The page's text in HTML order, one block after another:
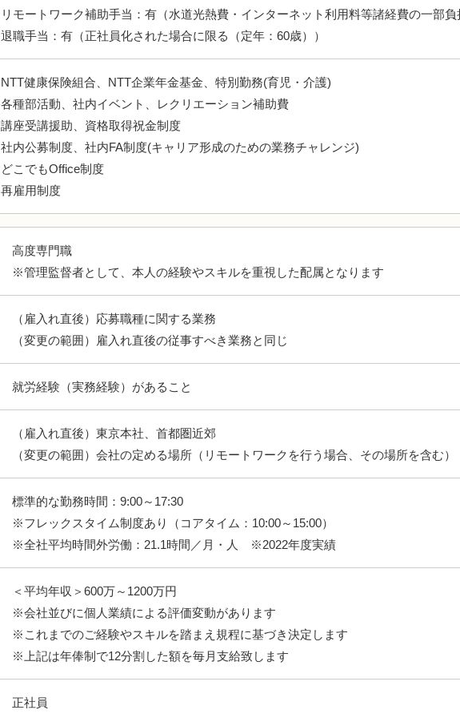
リモートワーク補助手当：有（水道光熱費・インターネット利用料等諸経費の一部負
退職手当：有（正社員化された場合に限る（定年：60歳））
NTT健康保険組合、NTT企業年金基金、特別勤務(育児・介護)
各種部活動、社内イベント、レクリエーション補助費
講座受講援助、資格取得祝金制度
社内公募制度、社内FA制度(キャリア形成のための業務チャレンジ)
どこでもOffice制度
再雇用制度
高度専門職
※管理監督者として、本人の経験やスキルを重視した配属となります
（雇入れ直後）応募職種に関する業務
（変更の範囲）雇入れ直後の従事すべき業務と同じ
就労経験（実務経験）があること
（雇入れ直後）東京本社、首都圏近郊
（変更の範囲）会社の定める場所（リモートワークを行う場合、その場所を含む）
標準的な勤務時間：9:00～17:30
※フレックスタイム制度あり（コアタイム：10:00～15:00）
※全社平均時間外労働：21.1時間／月・人 ※2022年度実績
＜平均年収＞600万～1200万円
※会社並びに個人業績による評価変動があります
※これまでのご経験やスキルを踏まえ規程に基づき決定します
※上記は年俸制で12分割した額を毎月支給致します
正社員